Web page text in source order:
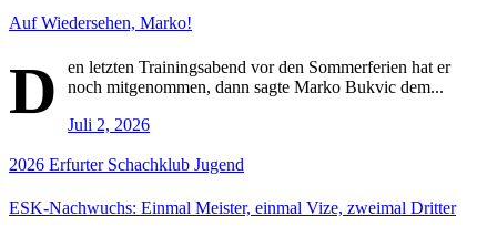
Auf Wiedersehen, Marko!
D
en letzten Trainingsabend vor den Sommerferien hat er
noch mitgenommen, dann sagte Marko Bukvic dem...
Juli 2, 2026
2026 Erfurter Schachklub Jugend
ESK-Nachwuchs: Einmal Meister, einmal Vize, zweimal Dritter